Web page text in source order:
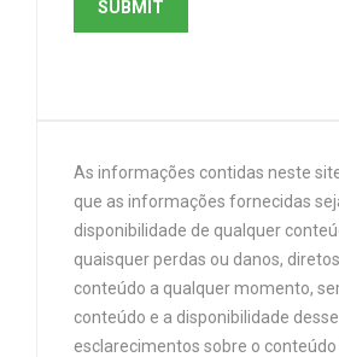
As informações contidas neste
que as informações fornecidas
disponibilidade de qualquer
quaisquer perdas ou danos,
conteúdo a qualquer momento,
conteúdo e a disponibilidade
esclarecimentos sobre o